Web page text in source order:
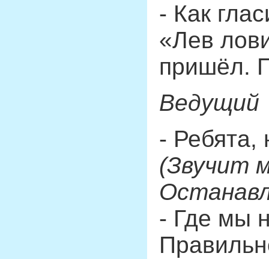
- Как
«Лев
пришёл.
Ведущий
- Ребята,
(Звучит
- Где мы